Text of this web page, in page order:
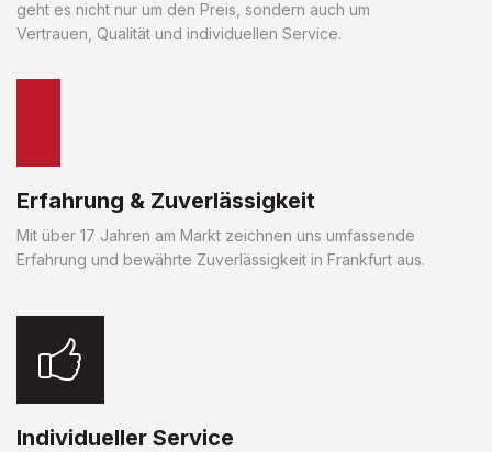
geht es nicht nur um den Preis, sondern auch um
Vertrauen, Qualität und individuellen Service.
Erfahrung & Zuverlässigkeit
Mit über 17 Jahren am Markt zeichnen uns umfassende
Erfahrung und bewährte Zuverlässigkeit in Frankfurt aus.
Individueller Service